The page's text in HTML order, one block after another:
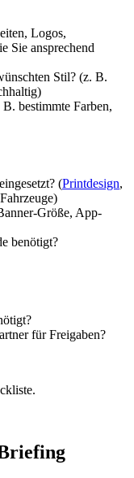
Logos,
Sie ansprechend
Stil? (z. B.
bestimmte Farben,
(Printdesign,
Größe, App-
benötigt?
für Freigaben?